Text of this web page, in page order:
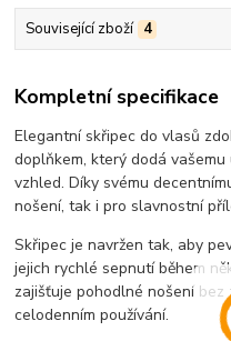
Související zboží 4
Kompletní specifikace
Elegantní skřipec do vlasů
doplňkem, který dodá
vzhled. Díky svému
nošení, tak i pro slavnostní
Skřipec je navržen tak, aby
jejich rychlé sepnutí během
zajišťuje pohodlné nošení
celodenním používání.